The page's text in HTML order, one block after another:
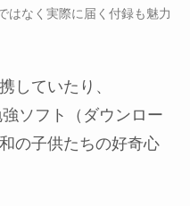
はなく実際に届く付録も魅力
していたり、
ソフト（ダウンロー
の子供たちの好奇心